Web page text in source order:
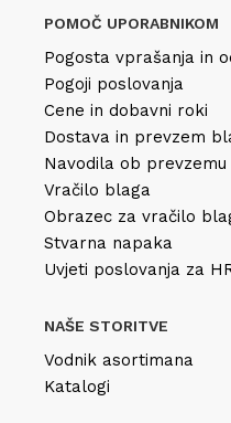
POMOČ UPORABNIKOM
Pogosta vprašanja in
Pogoji poslovanja
Cene in dobavni roki
Dostava in prevzem
Navodila ob
Vračilo blaga
Obrazec za vračilo
Stvarna napaka
Uvjeti poslovanja za
NAŠE STORITVE
Vodnik asortimana
Katalogi